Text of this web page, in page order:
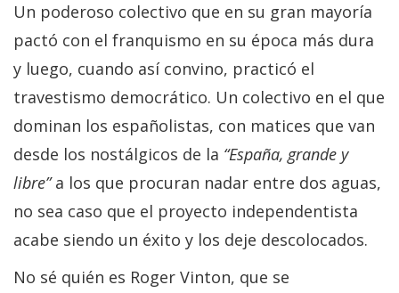
Un poderoso colectivo que en su gran mayoría
pactó con el franquismo en su época más dura
y luego, cuando así convino, practicó el
travestismo democrático. Un colectivo en el que
dominan los españolistas, con matices que van
desde los nostálgicos de la “España, grande y
libre”a los que procuran nadar entre dos aguas,
no sea caso que el proyecto independentista
acabe siendo un éxito y los deje descolocados.
No sé quién es Roger Vinton, que se